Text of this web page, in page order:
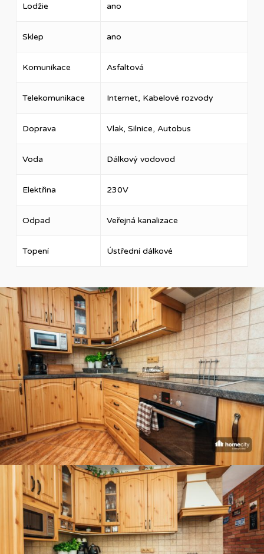
Lodžie ano
Sklep ano
Komunikace Asfaltová
Telekomunikace Internet, Kabelové rozvody
Doprava Vlak, Silnice, Autobus
Voda Dálkový vodovod
Elektřina 230V
Odpad Veřejná kanalizace
Topení Ústřední dálkové